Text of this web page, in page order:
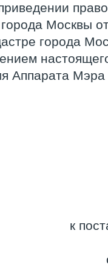
Москвы
города
Аппарата
к